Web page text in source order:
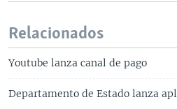
Relacionados
Youtube lanza canal de pago
Departamento de Estado lanza